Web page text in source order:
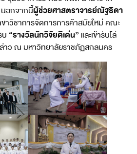
อกจากนี้ผู้ช่วยศาสตราจารย์ณัฐธิดา
าวิชาการจัดการการค้าสมัยใหม่ คณะ
“รางวัลนักวิจัยดีเด่น” และเข้ารับโล่
าว ณ มหาวิทยาลัยราชภัฏสกลนคร